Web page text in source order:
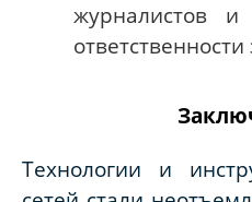
журналистов
Технологии и